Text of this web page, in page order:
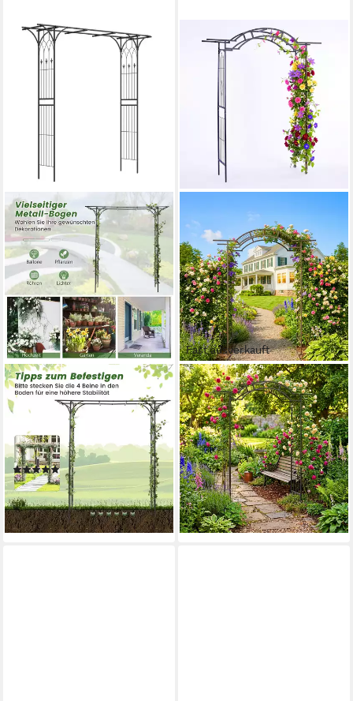
KOMFOTTEU
Rosenbogen Gartenbogen für
Kletterpflanzen,
Hochzeitsbogen, 205 x 52 x
205 cm
(3)
96,99 €
lieferbar - in 4-5 Werktagen bei dir
Fast ausverkauft
RELAXDAYS
Rosenbogen Schwarzer
Rosenbogen aus Stahl
79,99 € UVP149,99 €
-47%
lieferbar - in 2-3 Werktagen bei dir